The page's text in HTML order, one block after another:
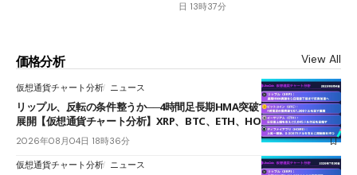
日 13時37分
価格分析 View All
仮想通貨チャート分析 ニュース
リップル、反転の条件整うか──4時間足長期HMA突破で雲下端を目指す
展開【仮想通貨チャート分析】XRP、BTC、ETH、HOME
2026年08月04日 18時36分
仮想通貨チャート分析 ニュース